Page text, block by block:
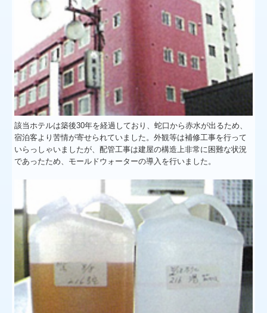
該当ホテルは築後30年を経過しており、蛇口から赤水が出るため、
宿泊客より苦情が寄せられていました。外観等は補修工事を行って
いらっしゃいましたが、配管工事は建屋の構造上非常に困難な状況
であったため、モールドウォーターの導入を行いました。